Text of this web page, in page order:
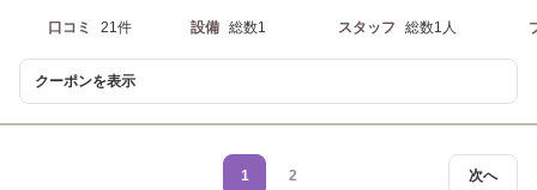
口コミ 21件 設備 総数1 スタッフ 総数1人
クーポンを表示
次へ
1 2